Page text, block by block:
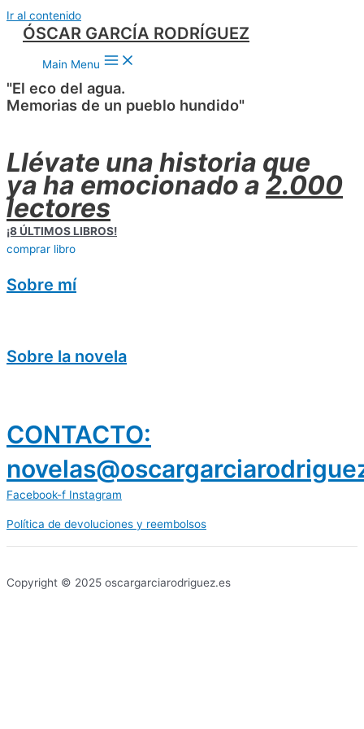
Ir al contenido
ÓSCAR GARCÍA RODRÍGUEZ
Main Menu
"El eco del agua.
Memorias de un pueblo hundido"
Llévate una historia que
ya ha emocionado a 2.000
lectores
¡8 ÚLTIMOS LIBROS!
comprar libro
Sobre mí
Sobre la novela
CONTACTO:
Facebook-f Instagram
Política de devoluciones y reembolsos
Copyright © 2025 oscargarciarodriguez.es